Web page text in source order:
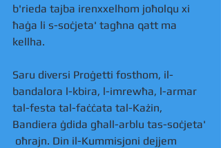
b'rieda tajba irenxxelhom joħolqu xi
ħaġa li s-soċjeta' tagħna qatt ma
kellha.
Saru diversi Proġetti fosthom, il-
bandalora l-kbira, l-imrewħa, l-armar
tal-festa tal-faċċata tal-Każin,
Bandiera ġdida għall-arblu tas-soċjeta'
oħrajn. Din il-Kummisjoni dejjem